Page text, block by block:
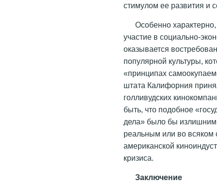
стимулом ее развития и
Особенно характерно,
участие в социально-
оказывается
популярной культуры,
«принципах
штата Калифорния
голливудских
быть, что подобное
дела» было бы
реальным или во всяком
американской
кризиса.
Заключение